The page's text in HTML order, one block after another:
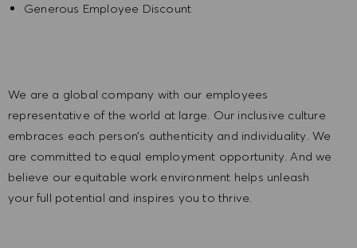
Generous Employee Discount
We are a global company with our employees
representative of the world at large. Our inclusive culture
embraces each person’s authenticity and individuality. We
are committed to equal employment opportunity. And we
believe our equitable work environment helps unleash
your full potential and inspires you to thrive.